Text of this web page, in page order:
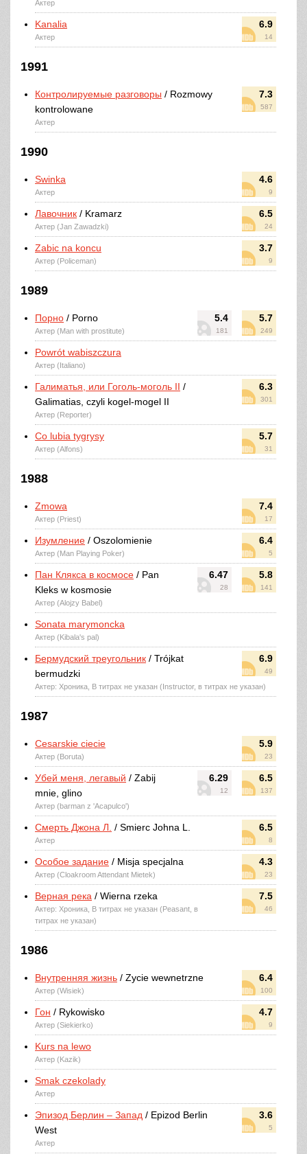
Актер
6.9
14
Kanalia
Актер
1991
7.3
587
Контролируемые разговоры / Rozmowy
kontrolowane
Актер
1990
4.6
9
Swinka
Актер
6.5
24
Лавочник / Kramarz
Актер (Jan Zawadzki)
3.7
9
Zabic na koncu
Актер (Policeman)
1989
5.4
181
5.7
249
Порно / Porno
Актер (Man with prostitute)
Powrót wabiszczura
Актер (Italiano)
6.3
301
Галиматья, или Гоголь-моголь II /
Galimatias, czyli kogel-mogel II
Актер (Reporter)
5.7
31
Co lubia tygrysy
Актер (Alfons)
1988
7.4
17
Zmowa
Актер (Priest)
6.4
5
Изумление / Oszolomienie
Актер (Man Playing Poker)
6.47
28
5.8
141
Пан Клякса в космосе / Pan
Kleks w kosmosie
Актер (Alojzy Babel)
Sonata marymoncka
Актер (Kibala's pal)
6.9
49
Бермудский треугольник / Trójkat
bermudzki
Актер: Хроника, В титрах не указан (Instructor, в титрах не указан)
1987
5.9
23
Cesarskie ciecie
Актер (Boruta)
6.29
12
6.5
137
Убей меня, легавый / Zabij
mnie, glino
Актер (barman z 'Acapulco')
6.5
8
Смерть Джона Л. / Smierc Johna L.
Актер
4.3
23
Особое задание / Misja specjalna
Актер (Cloakroom Attendant Mietek)
7.5
46
Верная река / Wierna rzeka
Актер: Хроника, В титрах не указан (Peasant, в
титрах не указан)
1986
6.4
100
Внутренняя жизнь / Zycie wewnetrzne
Актер (Wisiek)
4.7
9
Гон / Rykowisko
Актер (Siekierko)
Kurs na lewo
Актер (Kazik)
Smak czekolady
Актер
3.6
5
Эпизод Берлин ‒ Запад / Epizod Berlin
West
Актер